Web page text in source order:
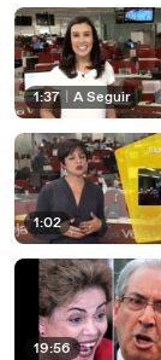
1:37 A Seguir
1:02
19:56